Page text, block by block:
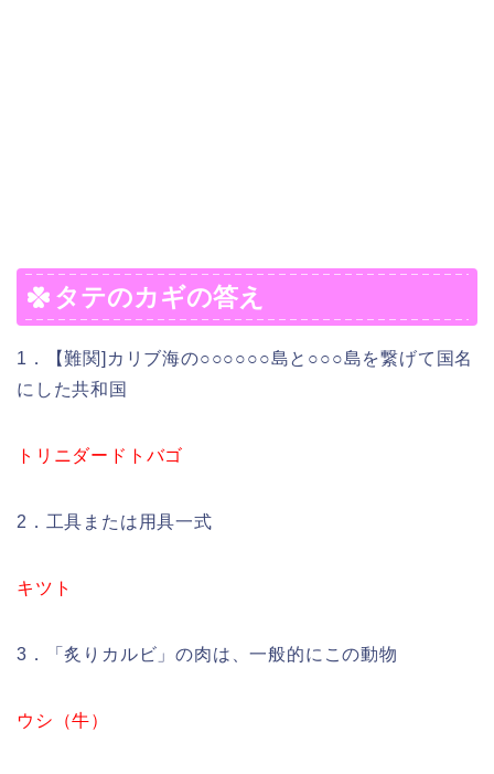
タテのカギの答え
1．【難関]カリブ海の○○○○○○島と○○○島を繋げて国名
にした共和国
トリニダードトバゴ
2．工具または用具一式
キツト
3．「炙りカルビ」の肉は、一般的にこの動物
ウシ（牛）